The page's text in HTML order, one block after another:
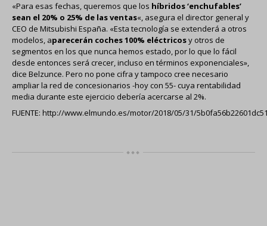
«Para esas fechas, queremos que los híbridos ‘enchufables’
sean el 20% o 25% de las ventas«, asegura el director general y
CEO de Mitsubishi España. «Esta tecnología se extenderá a otros
modelos, aparecerán coches 100% eléctricosy otros de
segmentos en los que nunca hemos estado, por lo que lo fácil
desde entonces será crecer, incluso en términos exponenciales»,
dice Belzunce. Pero no pone cifra y tampoco cree necesario
ampliar la red de concesionarios -hoy con 55- cuya rentabilidad
media durante este ejercicio debería acercarse al 2%.
FUENTE: http://www.elmundo.es/motor/2018/05/31/